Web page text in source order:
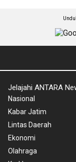
Jelajahi ANTARA
Nasional
Kabar Jatim
Lintas Daerah
Ekonomi
Olahraga